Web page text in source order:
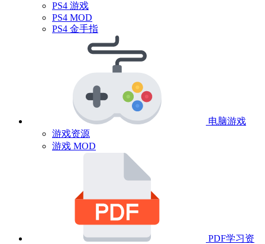
PS4 游戏
PS4 MOD
PS4 金手指
电脑游戏
游戏资源
游戏 MOD
PDF学习资